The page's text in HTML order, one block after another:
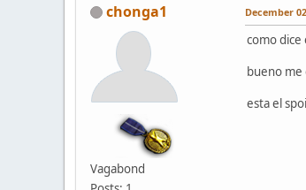
chonga1
Vagabond
December
como dice
bueno me
esta el